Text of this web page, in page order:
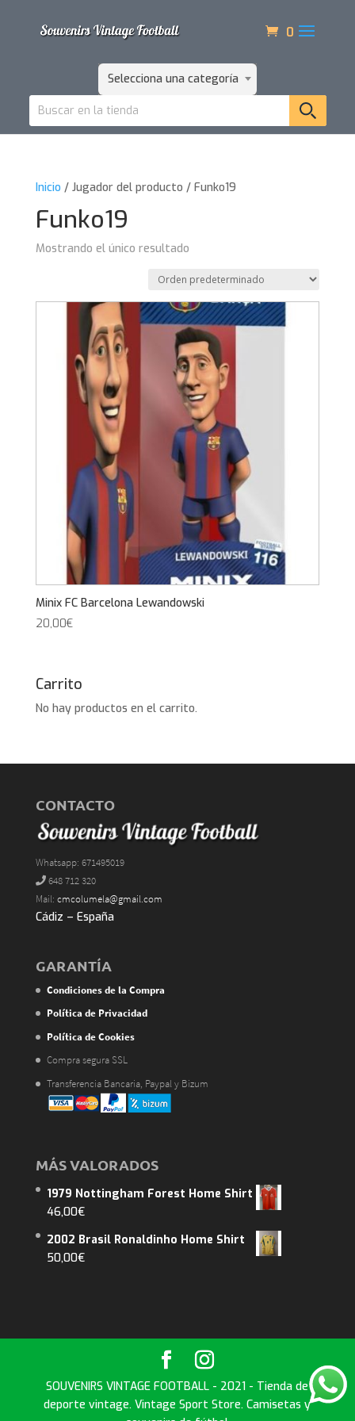
0
Selecciona una categoría
Inicio / Jugador del producto / Funko19
Funko19
Mostrando el único resultado
Minix FC Barcelona Lewandowski
20,00€
Carrito
No hay productos en el carrito.
CONTACTO
Whatsapp: 671495019
648 712 320
Mail: cmcolumela@gmail.com
Cádiz – España
GARANTÍA
Condiciones de la Compra
Política de Privacidad
Política de Cookies
Compra segura SSL
Transferencia Bancaria, Paypal y Bizum
MÁS VALORADOS
1979 Nottingham Forest Home Shirt
46,00€
2002 Brasil Ronaldinho Home Shirt
50,00€
SOUVENIRS VINTAGE FOOTBALL - 2021 - Tienda de
deporte vintage. Vintage Sport Store. Camisetas y